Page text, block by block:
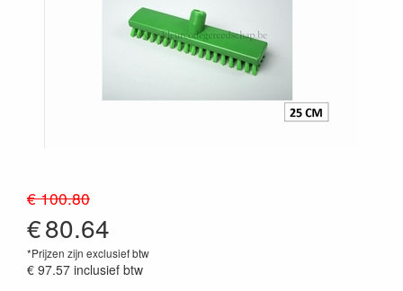
€ 100.80
€80.64
*Prijzen zijn exclusief btw
€ 97.57 inclusief btw